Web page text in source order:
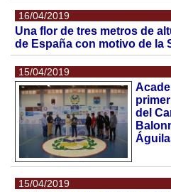
16/04/2019
Una flor de tres metros de
de España con motivo de la
15/04/2019
del
15/04/2019